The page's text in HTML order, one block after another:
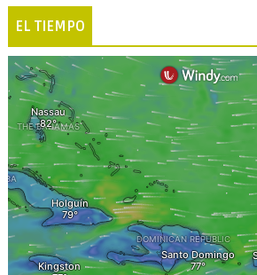
EL TIEMPO